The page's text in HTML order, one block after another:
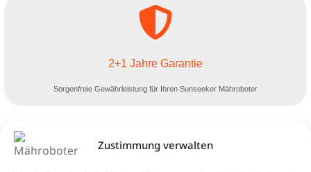
Zustimmung verwalten
2+1 Jahre Garantie
Sorgenfreie Gewährleistung für Ihren Sunseeker Mähroboter